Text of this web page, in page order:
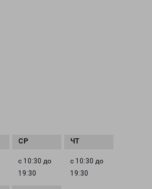
с 10:30 до
19:30
с 10:30 до
19:30